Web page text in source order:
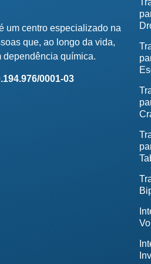
um centro especializado na
que, ao longo da vida,
dependência química.
0001-03